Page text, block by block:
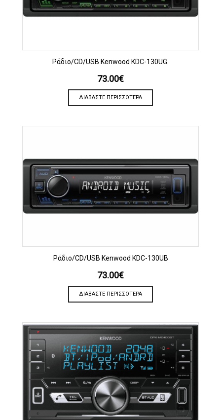
Ράδιο/CD/USB Kenwood KDC-130UG.
73.00€
ΔΙΑΒΆΣΤΕ ΠΕΡΙΣΣΌΤΕΡΑ
Ράδιο/CD/USB Kenwood KDC-130UB
73.00€
ΔΙΑΒΆΣΤΕ ΠΕΡΙΣΣΌΤΕΡΑ